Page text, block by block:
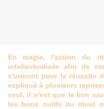
En magie, l'action du
intellectualisée afin de
s'uniront pour la réussite
expliqué à plusieurs
seul, il n'est que le lien
les bons outils du rituel